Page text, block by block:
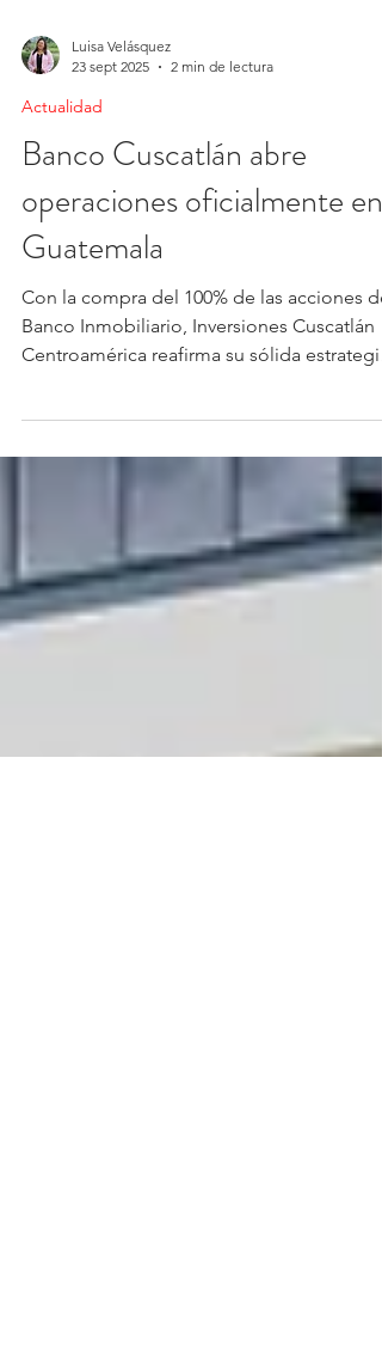
Luisa Velásquez
23 sept 2025
2 min de lectura
Actualidad
Banco Cuscatlán abre
operaciones oficialmente en
Guatemala
Con la compra del 100% de las acciones de